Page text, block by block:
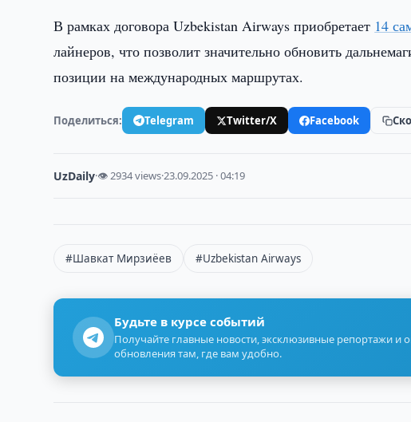
В рамках договора Uzbekistan Airways приобретает 14
лайнеров, что позволит значительно обновить
позиции на международных маршрутах.
Поделиться: Telegram Twitter/X Facebook
UzDaily·👁 2934 views·23.09.2025 · 04:19
#Шавкат Мирзиёев #Uzbekistan Airways
Будьте в курсе событий
Получайте главные новости, эксклюзивные репортажи и
обновления там, где вам удобно.